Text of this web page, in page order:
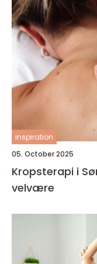
inspiration
05. October 2025
Kropsterapi i
velvære